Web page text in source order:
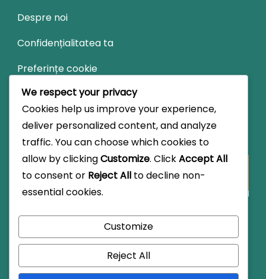
Despre noi
Confidențialitatea ta
Preferințe cookie
Termeni și condiții
Căutare
Looking
for
Something?
© Copyright 2026ceainaria-joiedevivre.ro.Travel
WP Travel Engine.Powered by
We respect your privacy
Cookies help us improve your experience,
deliver personalized content, and analyze
traffic. You can choose which cookies to
allow by clickingCustomize. ClickAccept All
to consent or Reject All to decline non-
essential cookies.
Customize
Reject All